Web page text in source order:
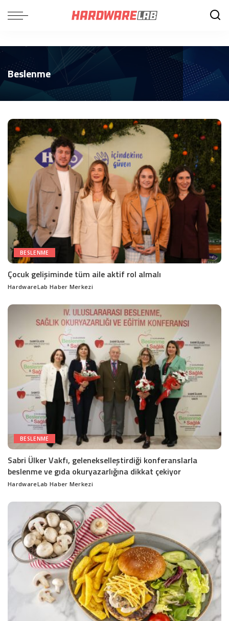
Beslenme
BESLENME
Çocuk gelişiminde tüm aile aktif rol almalı
Posted
HardwareLab Haber Merkezi
BESLENME
Sabri Ülker Vakfı, gelenekselleştirdiği konferanslarla
beslenme ve gıda okuryazarlığına dikkat çekiyor
Posted
HardwareLab Haber Merkezi